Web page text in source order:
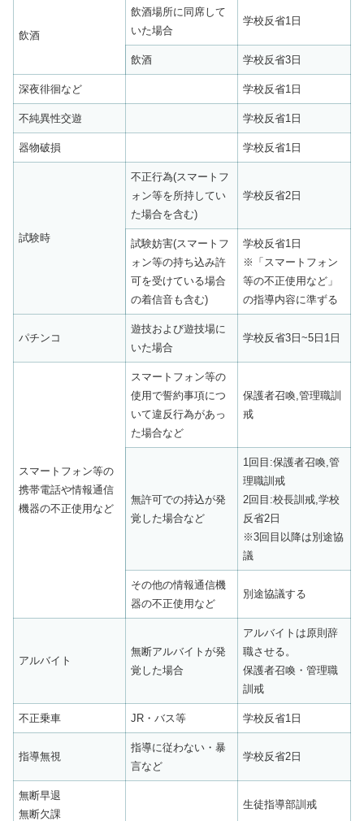
飲酒
飲酒場所に同席して
いた場合
学校反省1日
飲酒 学校反省3日
深夜徘徊など 学校反省1日
不純異性交遊 学校反省1日
器物破損 学校反省1日
試験時
不正行為(スマートフ
ォン等を所持してい
た場合を含む)
学校反省2日
試験妨害(スマートフ
ォン等の持ち込み許
可を受けている場合
の着信音も含む)
学校反省1日
※「スマートフォン
等の不正使用など」
の指導内容に準ずる
パチンコ
遊技および遊技場に
いた場合
学校反省3日~5日1日
スマートフォン等の
携帯電話や情報通信
機器の不正使用など
スマートフォン等の
使用で誓約事項につ
いて違反行為があっ
た場合など
保護者召喚,管理職訓
戒
無許可での持込が発
覚した場合など
1回目:保護者召喚,管
理職訓戒
2回目:校長訓戒,学校
反省2日
※3回目以降は別途協
議
その他の情報通信機
器の不正使用など
別途協議する
アルバイト
無断アルバイトが発
覚した場合
アルバイトは原則辞
職させる。
保護者召喚・管理職
訓戒
不正乗車 JR・バス等 学校反省1日
指導無視
指導に従わない・暴
言など
学校反省2日
無断早退
無断欠課
生徒指導部訓戒